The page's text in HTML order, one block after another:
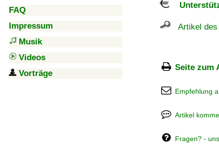
FAQ
Impressum
Musik
Videos
Vorträge
Artikel des
Seite zum
Empfehlung
Artikel
Fragen? -